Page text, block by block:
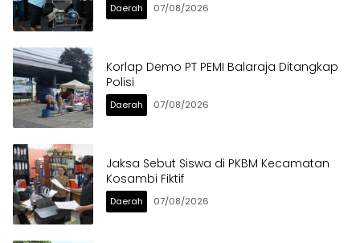
Daerah 07/08/2026
Korlap Demo PT PEMI Balaraja Ditangkap
Polisi
Daerah 07/08/2026
Jaksa Sebut Siswa di PKBM Kecamatan
Kosambi Fiktif
Daerah 07/08/2026